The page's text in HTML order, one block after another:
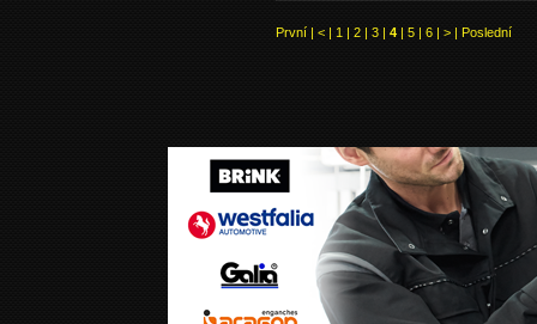
První | < | 1 | 2 | 3 | 4 | 5 | 6 | > | Poslední